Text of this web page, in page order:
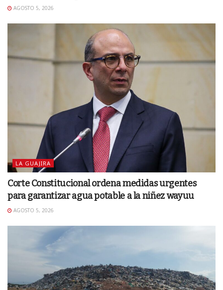
AGOSTO 5, 2026
LA GUAJIRA
Corte Constitucional ordena medidas urgentes
para garantizar agua potable a la niñez wayuu
AGOSTO 5, 2026